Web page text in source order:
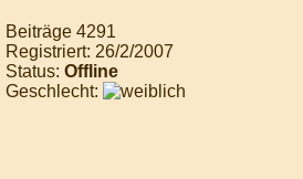
Beiträge 4291
Registriert: 26/2/2007
Status: Offline
Geschlecht: